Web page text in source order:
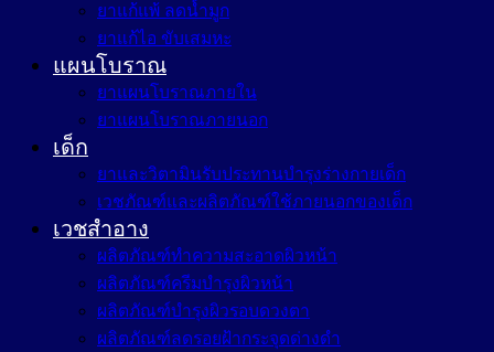
ยาแก้แพ้ ลดน้ำมูก
ยาแก้ไอ ขับเสมหะ
แผนโบราณ
ยาแผนโบราณภายใน
ยาแผนโบราณภายนอก
เด็ก
ยาและวิตามินรับประทานบำรุงร่างกายเด็ก
เวชภัณฑ์และผลิตภัณฑ์ใช้ภายนอกของเด็ก
เวชสำอาง
ผลิตภัณฑ์ทำความสะอาดผิวหน้า
ผลิตภัณฑ์ครีมบำรุงผิวหน้า
ผลิตภัณฑ์บำรุงผิวรอบดวงตา
ผลิตภัณฑ์ลดรอยฝ้ากระจุดด่างดำ